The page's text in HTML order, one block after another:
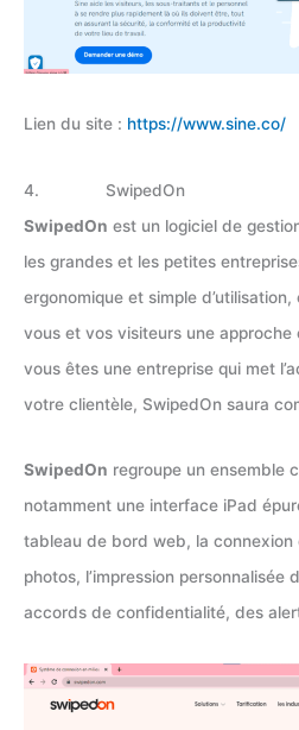
Lien du site : https://www.sine.co/
4. SwipedOn
SwipedOn est un logiciel de
les grandes et les petites
ergonomique et simple
vous et vos visiteurs une approche
vous êtes une entreprise qui met
votre clientèle, SwipedOn saura
SwipedOn regroupe un ensemble
notamment une interface iPad
tableau de bord web, la
photos, l’impression
accords de confidentialité, des